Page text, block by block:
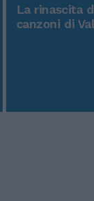
La rinascita
canzoni di